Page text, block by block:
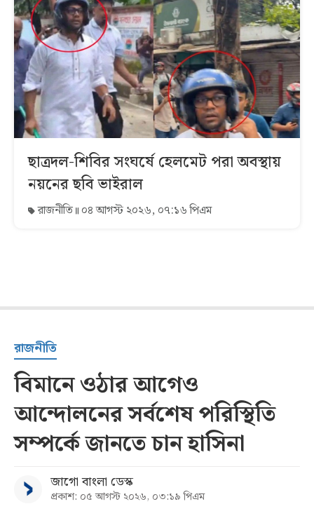
ছাত্রদল-শিবির সংঘর্ষে হেলমেট পরা অবস্থায়
নয়নের ছবি ভাইরাল
রাজনীতি ০৪ আগস্ট ২০২৬, ০৭:১৬ পিএম
রাজনীতি
বিমানে ওঠার আগেও
আন্দোলনের সর্বশেষ পরিস্থিতি
সম্পর্কে জানতে চান হাসিনা
জাগো বাংলা ডেস্ক
প্রকাশ: ০৫ আগস্ট ২০২৬, ০৩:১৯ পিএম